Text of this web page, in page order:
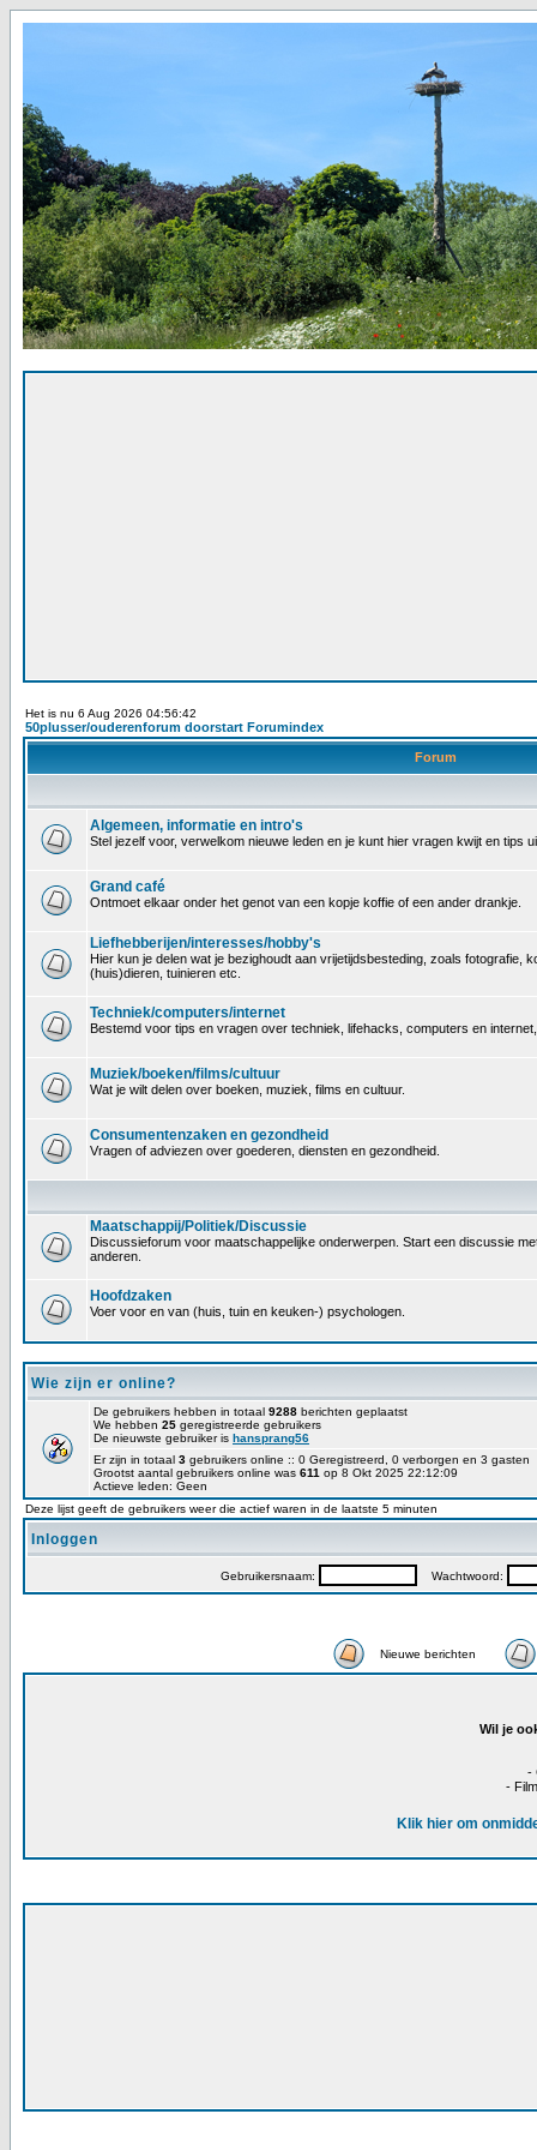
Het is nu 6 Aug 2026 04:56:42
50plusser/ouderenforum doorstart Forumindex
Forum
Algemeen, informatie en intro's
Stel jezelf voor, verwelkom nieuwe leden en je kunt hier vragen kwijt en tips
Grand café
Ontmoet elkaar onder het genot van een kopje koffie of een ander drankje.
Liefhebberijen/interesses/hobby's
Hier kun je delen wat je bezighoudt aan vrijetijdsbesteding, zoals fotografie,
(huis)dieren, tuinieren etc.
Techniek/computers/internet
Bestemd voor tips en vragen over techniek, lifehacks, computers en
Muziek/boeken/films/cultuur
Wat je wilt delen over boeken, muziek, films en cultuur.
Consumentenzaken en gezondheid
Vragen of adviezen over goederen, diensten en gezondheid.
Maatschappij/Politiek/Discussie
Discussieforum voor maatschappelijke onderwerpen. Start een discussie
anderen.
Hoofdzaken
Voer voor en van (huis, tuin en keuken-) psychologen.
Wie zijn er online?
De gebruikers hebben in totaal 9288 berichten geplaatst
We hebben 25 geregistreerde gebruikers
De nieuwste gebruiker is hansprang56
Er zijn in totaal 3 gebruikers online :: 0 Geregistreerd, 0 verborgen en 3
Grootst aantal gebruikers online was 611 op 8 Okt 2025 22:12:09
Actieve leden: Geen
Deze lijst geeft de gebruikers weer die actief waren in de laatste 5 minuten
Inloggen
Gebruikersnaam: Wachtwoord:
Nieuwe berichten
Wil je
-
-
Klik hier om